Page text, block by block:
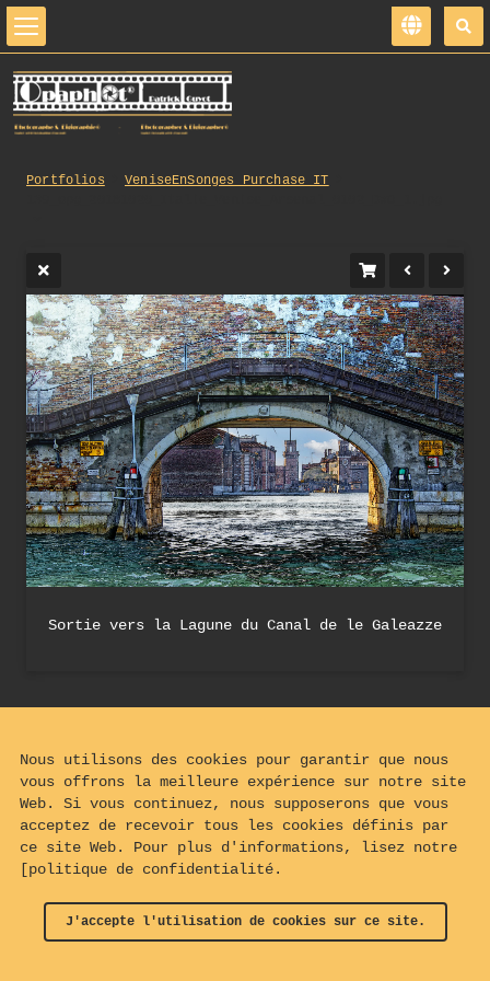
Portfolios
VeniseEnSonges_Purchase_IT
Sortie vers la Lagune du Canal de le Galeazze
Nous utilisons des cookies pour garantir que nous
vous offrons la meilleure expérience sur notre site
Web. Si vous continuez, nous supposerons que vous
acceptez de recevoir tous les cookies définis par
ce site Web. Pour plus d'informations, lisez notre
[politique de confidentialité.
J'accepte l'utilisation de cookies sur ce site.